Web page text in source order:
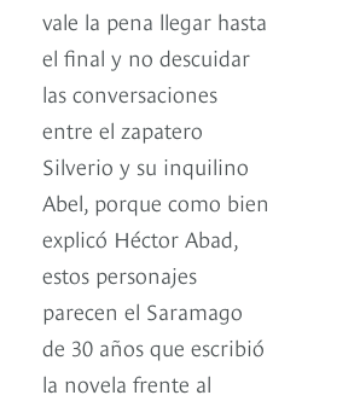
vale la pena llegar hasta
el final y no descuidar
las conversaciones
entre el zapatero
Silverio y su inquilino
Abel, porque como bien
explicó Héctor Abad,
estos personajes
parecen el Saramago
de 30 años que escribió
la novela frente al